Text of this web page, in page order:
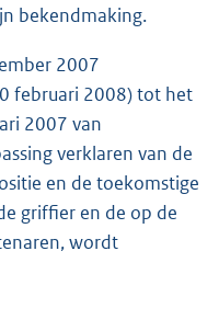
bekendmaking.
2007
februari 2008) tot het
2007 van
verklaren van de
en de toekomstige
griffier en de op de
wordt